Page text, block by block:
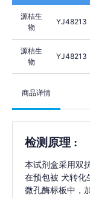
源桔生
物
YJ48213
源桔生
物
YJ48213
商品详情
检测原理 :
本试剂盒采用双
在预包被 犬转化
微孔酶标板中，